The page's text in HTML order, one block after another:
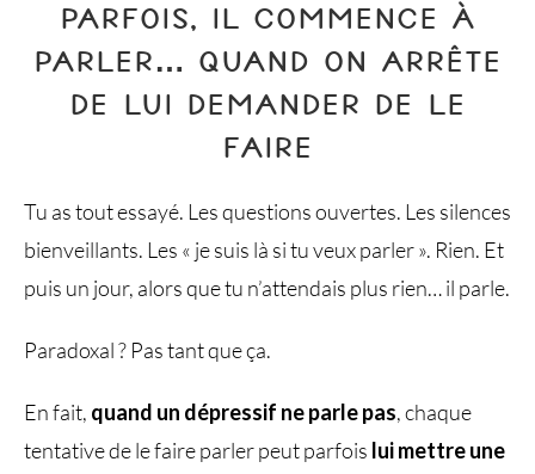
PARFOIS, IL COMMENCE À
PARLER… QUAND ON ARRÊTE
DE LUI DEMANDER DE LE
FAIRE
Tu as tout essayé. Les questions ouvertes. Les silences
bienveillants. Les « je suis là si tu veux parler ». Rien. Et
puis un jour, alors que tu n’attendais plus rien… il parle.
Paradoxal ? Pas tant que ça.
En fait, quand un dépressif ne parle pas​, chaque
tentative de le faire parler peut parfois lui mettre une